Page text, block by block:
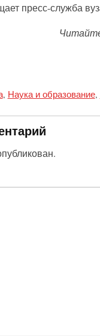
пресс-служба
, Наука и образование,